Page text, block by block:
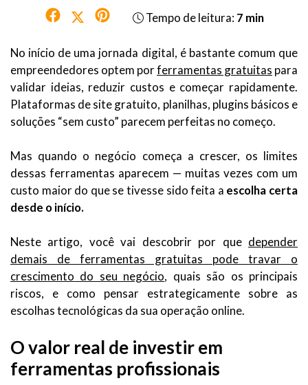
Tempo de leitura: 7 min
No início de uma jornada digital, é bastante comum que
empreendedores optem porferramentas gratuitas para
validar ideias, reduzir custos e começar rapidamente.
Plataformas de site gratuito, planilhas, plugins básicos e
soluções “sem custo” parecem perfeitas no começo.
Mas quando o negócio começa a crescer, os limites
dessas ferramentas aparecem — muitas vezes com um
custo maior do que se tivesse sido feita a escolha certa
desde o início.
Neste artigo, você vai descobrir por que depender
demais de ferramentas gratuitas pode travar o
crescimento do seu negócio, quais são os principais
riscos, e como pensar estrategicamente sobre as
escolhas tecnológicas da sua operação online.
O valor real de investir em
ferramentas profissionais